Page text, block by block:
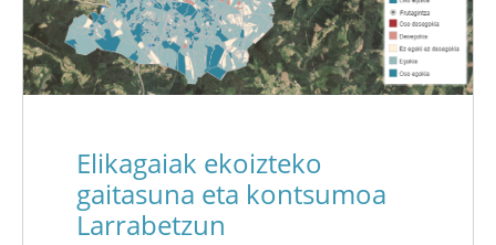
Elikagaiak ekoizteko
gaitasuna eta kontsumoa
Larrabetzun